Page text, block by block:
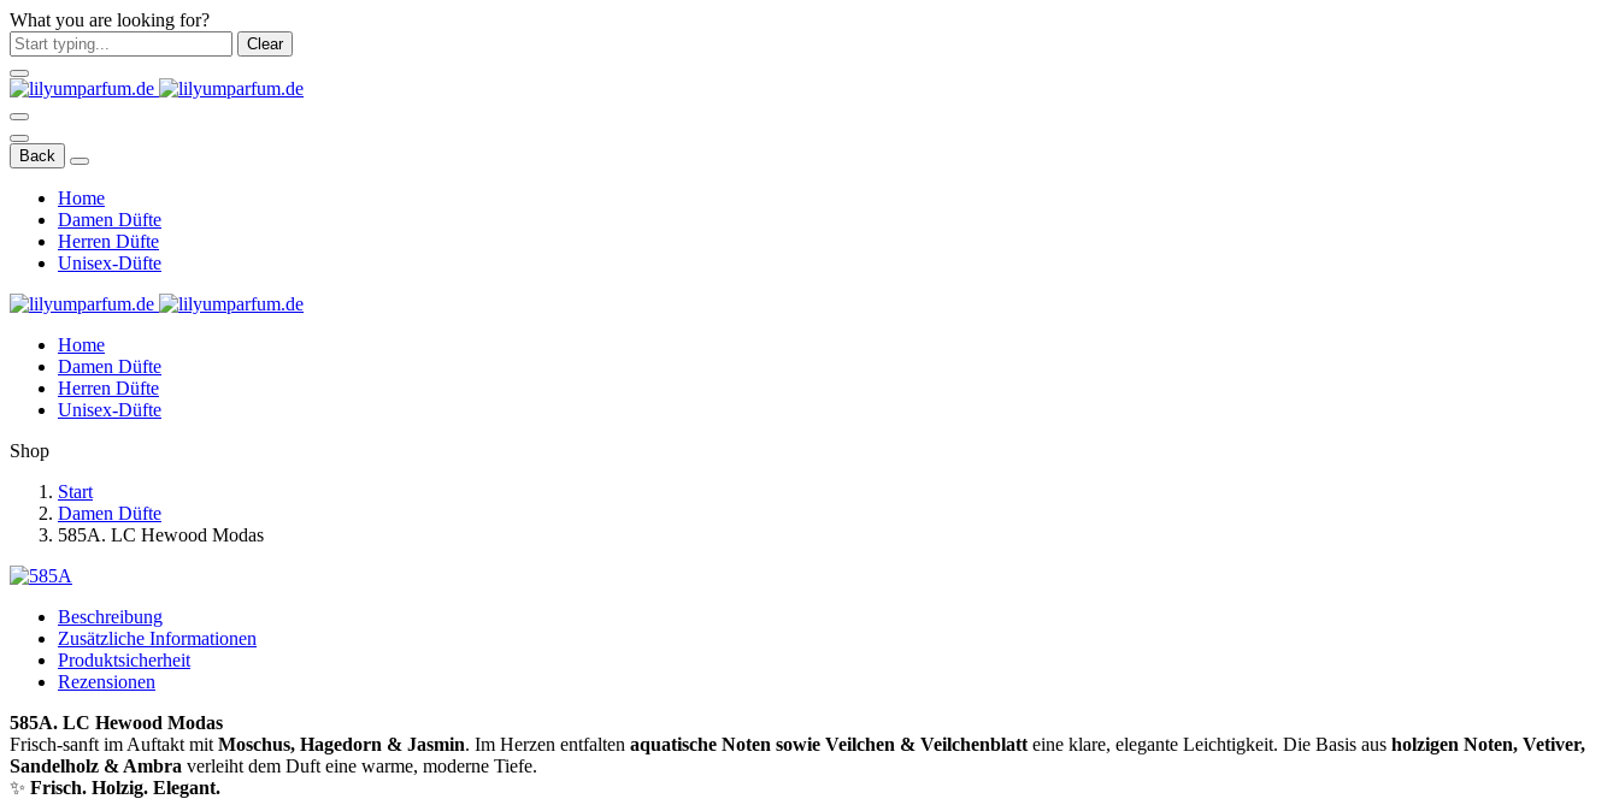
What you are looking for?
Clear
Back
Home
Damen Düfte
Herren Düfte
Unisex-Düfte
Home
Damen Düfte
Herren Düfte
Unisex-Düfte
Shop
Start
Damen Düfte
585A. LC Hewood Modas
Beschreibung
Zusätzliche Informationen
Produktsicherheit
Rezensionen
585A. LC Hewood Modas
Frisch-sanft im Auftakt mit Moschus, Hagedorn & Jasmin. Im Herzen entfalten aquatische Noten sowie Veilchen & Veilchenblatt eine klare, elegante Leichtigkeit. Die Basis aus holzigen Noten, Vetiver,
Sandelholz & Ambra verleiht dem Duft eine warme, moderne Tiefe.
✨ Frisch. Holzig. Elegant.